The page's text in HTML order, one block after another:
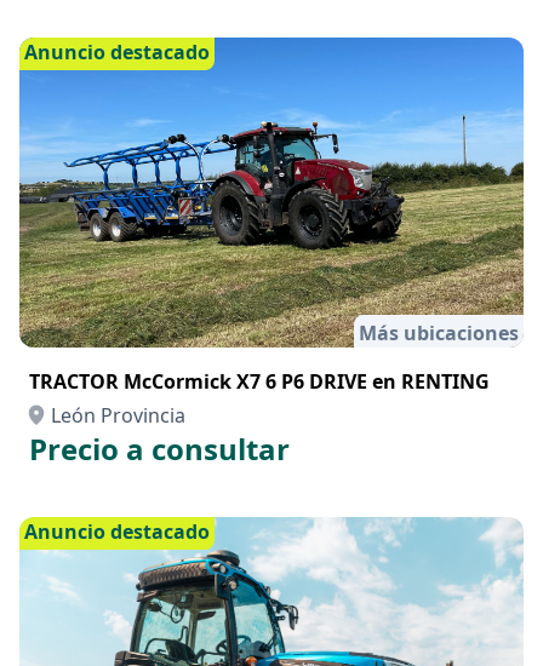
Anuncio destacado
Más ubicaciones
TRACTOR McCormick X7 6 P6 DRIVE en RENTING
León Provincia
Precio a consultar
Anuncio destacado